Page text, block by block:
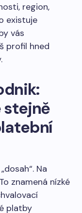
region,
existuje
vás
profil hned
Na
znamená nízké
platby